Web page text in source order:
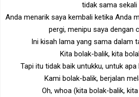
tidak sama sekali
Anda menarik saya kembali ketika Anda
pergi, menipu saya dengan
Ini kisah lama yang sama dalam
Kita bolak-balik, kita
Tapi itu tidak baik untukku, untuk
Kami bolak-balik, berjalan
Oh, whoa (kita bolak-balik,